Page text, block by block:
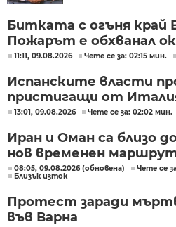
Битката с огъня край
Пожарът е обхванал
11:11, 09.08.2026 Чете се за: 02:15 мин.
Испанските власти
пристигащи от
13:01, 09.08.2026 Чете се за: 02:02 мин.
Иран и Оман са близо
нов временен маршрут
08:05, 09.08.2026 (обновена)
Чете се
Близък изток
Протест заради
във Варна